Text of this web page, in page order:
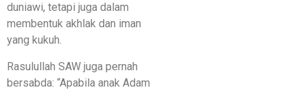
duniawi, tetapi juga dalam
membentuk akhlak dan iman
yang kukuh.
Rasulullah SAW juga pernah
bersabda: “Apabila anak Adam